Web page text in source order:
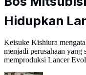
Hidupkan
Keisuke Kishiura
menjadi perusahaan
memproduksi Lancer